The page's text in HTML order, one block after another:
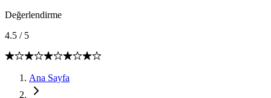
Değerlendirme
4.5 / 5
Ana Sayfa